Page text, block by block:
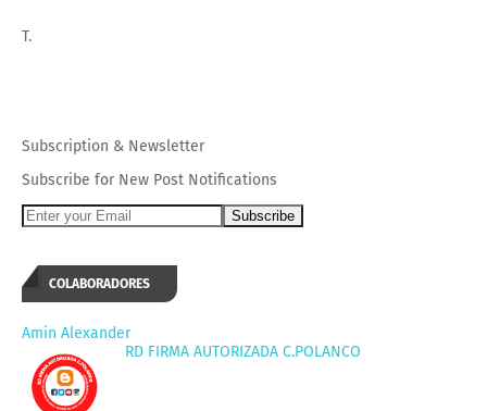
T.
Subscription & Newsletter
Subscribe for New Post Notifications
COLABORADORES
Amin Alexander
RD FIRMA AUTORIZADA C.POLANCO